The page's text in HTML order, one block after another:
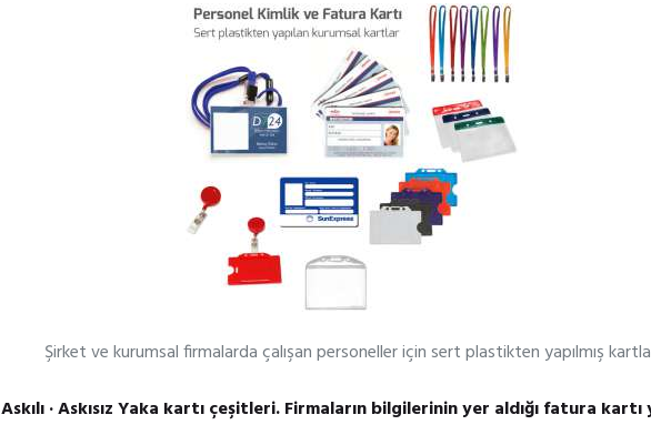
Şirket ve kurumsal firmalarda çalışan personeller için sert plastikten yapılmış
Askılı · Askısız Yaka kartı çeşitleri. Firmaların bilgilerinin yer aldığı fatura kartı